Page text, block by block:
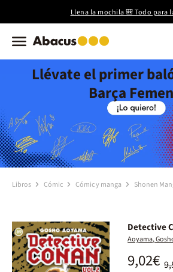
Llena la mochila 🎒 Todo para
Llévate el primer
Barça
Libros Cómic Cómic y manga Shonen
Detective
Aoyama,
9,02€